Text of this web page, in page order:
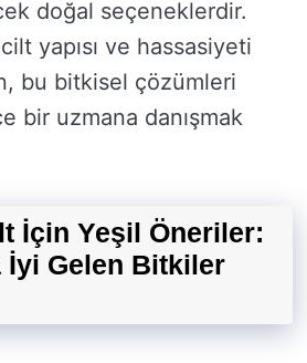
doğal seçeneklerdir.
yapısı ve hassasiyeti
bu bitkisel çözümleri
bir uzmana danışmak
İçin Yeşil Öneriler:
İyi Gelen Bitkiler